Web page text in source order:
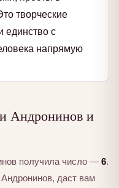
творческие
единство с
напрямую
Андронинов и
получила число — 6.
даст вам